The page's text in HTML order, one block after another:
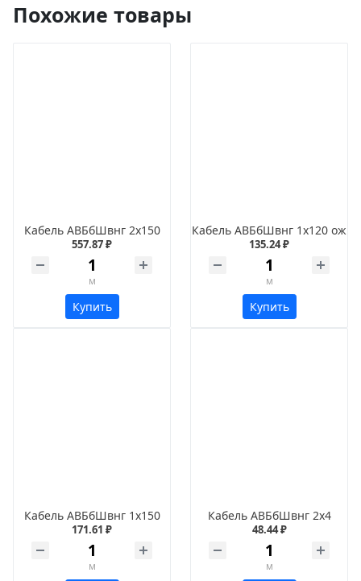
Похожие товары
Кабель АВБбШвнг 2х150
557.87 ₽
м
Купить
Кабель АВБбШвнг 1х120 ож
135.24 ₽
м
Купить
Кабель АВБбШвнг 1х150
171.61 ₽
м
Кабель АВБбШвнг 2х4
48.44 ₽
м